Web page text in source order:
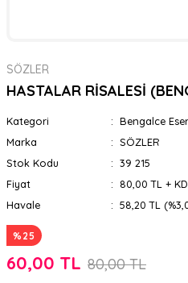
SÖZLER
HASTALAR RİSALESİ
Kategori
Bengalce
Marka
SÖZLER
Stok Kodu
39 215
Fiyat
80,00 TL +
Havale
58,20 TL
%25
60,00 TL 80,00 TL